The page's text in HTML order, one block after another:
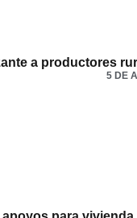
a productores
5 DE